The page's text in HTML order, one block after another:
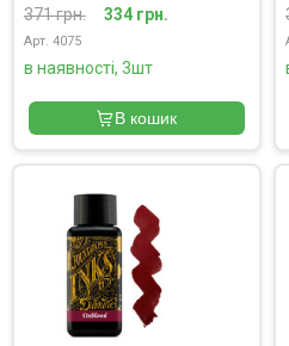
371 грн.
334 грн.
Арт. 4075
в наявності, 3шт
В кошик